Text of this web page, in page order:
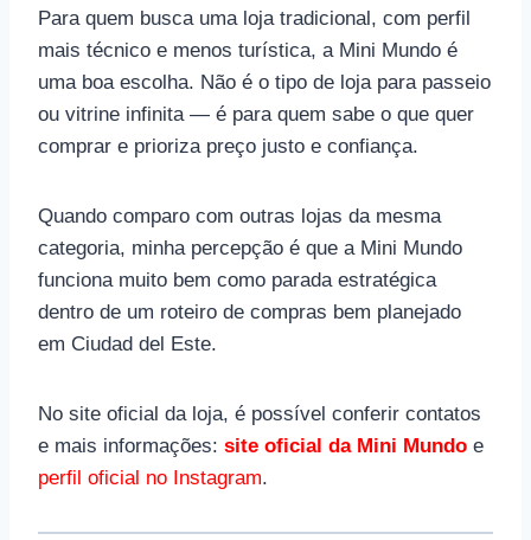
Para quem busca uma loja tradicional, com perfil
mais técnico e menos turística, a Mini Mundo é
uma boa escolha. Não é o tipo de loja para passeio
ou vitrine infinita — é para quem sabe o que quer
comprar e prioriza preço justo e confiança.
Quando comparo com outras lojas da mesma
categoria, minha percepção é que a Mini Mundo
funciona muito bem como parada estratégica
dentro de um roteiro de compras bem planejado
em Ciudad del Este.
No site oficial da loja, é possível conferir contatos
e mais informações: site oficial da Mini Mundo e
perfil oficial no Instagram.